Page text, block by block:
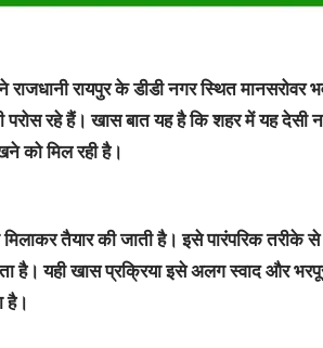
राजधानी रायपुर के डीडी नगर स्थित मानसरोवर
रहे हैं। खास बात यह है कि शहर में यह देसी
को मिल रही है।
तैयार की जाती है। इसे पारंपरिक तरीके से
यही खास प्रक्रिया इसे अलग स्वाद और
है।